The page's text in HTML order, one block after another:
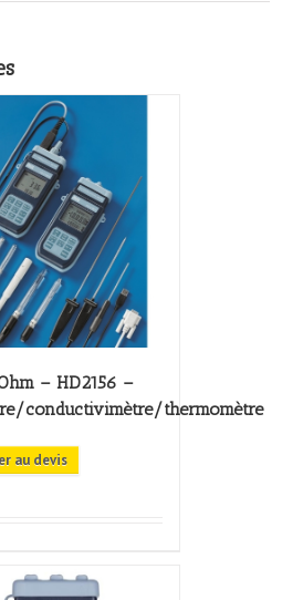
– HD2156 –
conductivimètre/thermomètre
au devis